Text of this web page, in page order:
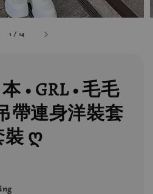
1 /14
• GRL • 毛毛
帶連身洋裝套
裝 ღ